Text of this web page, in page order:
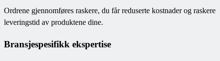
Ordrene gjennomføres raskere, du får reduserte kostnader og raskere
leveringstid av produktene dine.
Bransjespesifikk ekspertise